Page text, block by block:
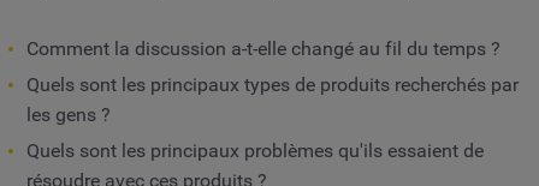
Comment la discussion a-t-elle changé au fil du temps ?
Quels sont les principaux types de produits recherchés par
les gens ?
Quels sont les principaux problèmes qu'ils essaient de
résoudre avec ces produits ?